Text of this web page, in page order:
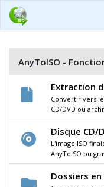
AnyToISO -
Extraction
Convertir vers
CD/DVD ou
Disque CD/
L'image ISO
AnyToISO ou
Dossiers en